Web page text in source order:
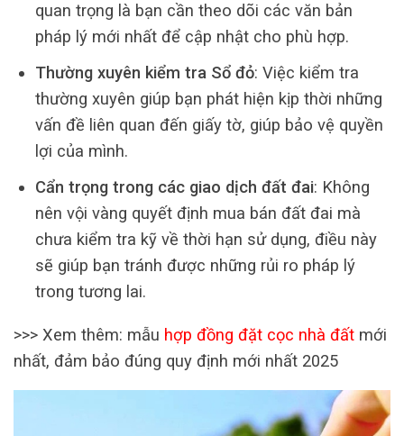
quan trọng là bạn cần theo dõi các văn bản
pháp lý mới nhất để cập nhật cho phù hợp.
Thường xuyên kiểm tra Sổ đỏ: Việc kiểm tra
thường xuyên giúp bạn phát hiện kịp thời những
vấn đề liên quan đến giấy tờ, giúp bảo vệ quyền
lợi của mình.
Cẩn trọng trong các giao dịch đất đai: Không
nên vội vàng quyết định mua bán đất đai mà
chưa kiểm tra kỹ về thời hạn sử dụng, điều này
sẽ giúp bạn tránh được những rủi ro pháp lý
trong tương lai.
>>> Xem thêm: mẫu hợp đồng đặt cọc nhà đất mới
nhất, đảm bảo đúng quy định mới nhất 2025